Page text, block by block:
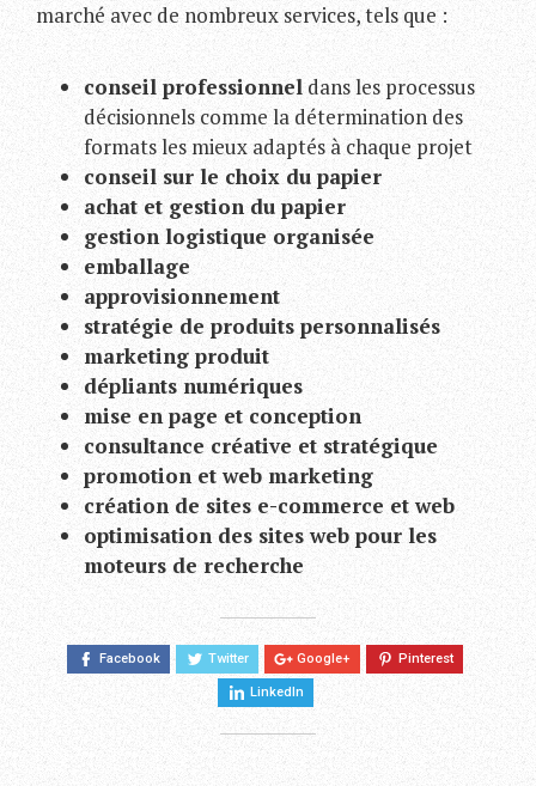
marché avec de nombreux services, tels que :
conseil professionnel dans les processus
décisionnels comme la détermination des
formats les mieux adaptés à chaque projet
conseil sur le choix du papier
achat et gestion du papier
gestion logistique organisée
emballage
approvisionnement
stratégie de produits personnalisés
marketing produit
dépliants numériques
mise en page et conception
consultance créative et stratégique
promotion et web marketing
création de sites e-commerce et web
optimisation des sites web pour les
moteurs de recherche
Facebook Twitter Google+ Pinterest
LinkedIn